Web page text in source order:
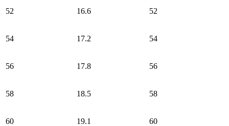
52 16.6 52
54 17.2 54
56 17.8 56
58 18.5 58
60 19.1 60